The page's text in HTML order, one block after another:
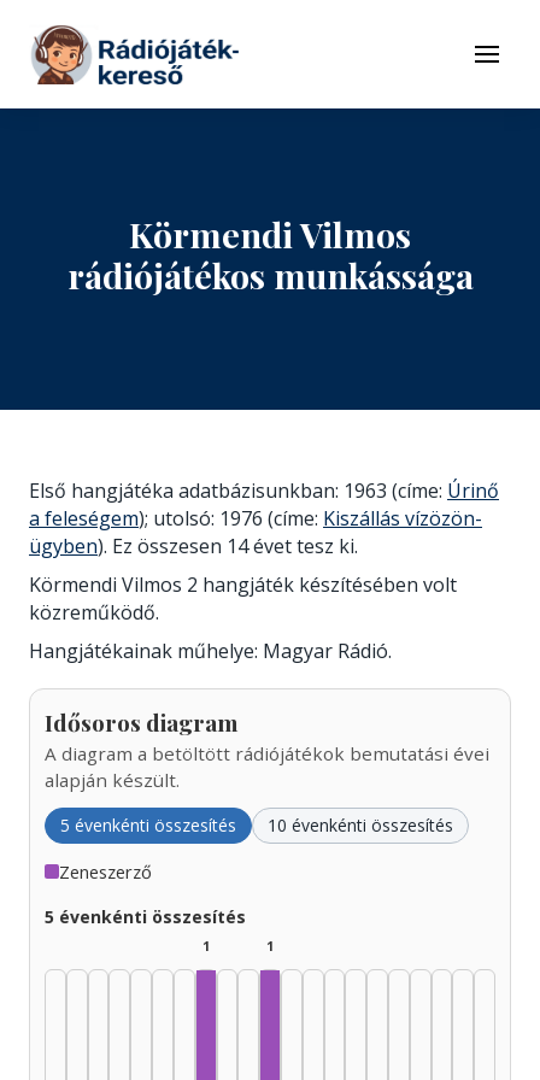
Tovább a tartalomhoz
Menü
Körmendi Vilmos
rádiójátékos munkássága
Első hangjátéka adatbázisunkban: 1963 (címe: Úrinő
a feleségem); utolsó: 1976 (címe: Kiszállás vízözön-
ügyben). Ez összesen 14 évet tesz ki.
Körmendi Vilmos 2 hangjáték készítésében volt
közreműködő.
Hangjátékainak műhelye: Magyar Rádió.
Idősoros diagram
A diagram a betöltött rádiójátékok bemutatási évei
alapján készült.
5 évenkénti összesítés 10 évenkénti összesítés
Zeneszerző
5 évenkénti összesítés
1 1